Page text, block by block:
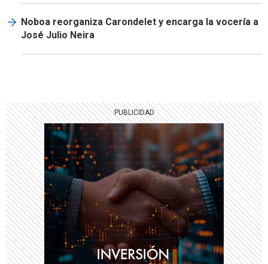
Noboa reorganiza Carondelet y encarga la vocería a
José Julio Neira